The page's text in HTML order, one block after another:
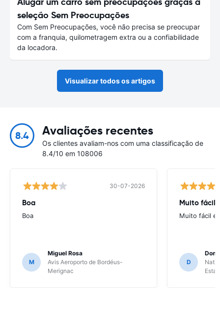
seleção Sem Preocupações
Com Sem Preocupações, você não precisa se preocupar
com a franquia, quilometragem extra ou a confiabilidade
da locadora.
Visualizar todos os artigos
8.4 Avaliações recentes
Os clientes avaliam-nos com uma classificação de
8.4/10 em 108006
30-07-2026
Boa
Boa
M
Miguel Rosa
Avis Aeroporto de Bordéus-
Merignac
Muito fácil
Muito fácil e
D